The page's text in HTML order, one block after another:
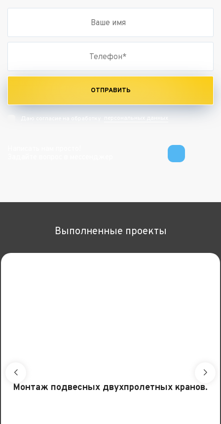
ОТПРАВИТЬ
Даю согласие на обработку персональных данных
Выполненные проекты
Монтаж подвесных двухпролетных кранов.